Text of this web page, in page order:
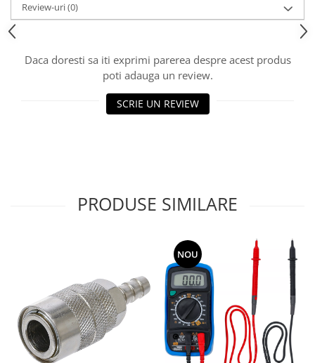
Review-uri(0)
Daca doresti sa iti exprimi parerea despre acest produs
poti adauga un review.
SCRIE UN REVIEW
PRODUSE SIMILARE
NOU